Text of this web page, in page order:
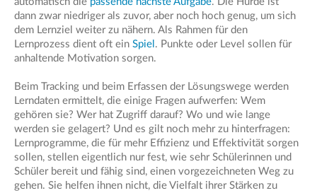
dann zwar niedriger als zuvor, aber noch hoch genug, um sich
dem Lernziel weiter zu nähern. Als Rahmen für den
Lernprozess dient oft ein Spiel . Punkte oder Level sollen für
anhaltende Motivation sorgen.
Beim Tracking und beim Erfassen der Lösungswege werden
Lerndaten ermittelt, die einige Fragen aufwerfen: Wem
gehören sie? Wer hat Zugriff darauf? Wo und wie lange
werden sie gelagert? Und es gilt noch mehr zu hinterfragen:
Lernprogramme, die für mehr Effizienz und Effektivität sorgen
sollen, stellen eigentlich nur fest, wie sehr Schülerinnen und
Schüler bereit und fähig sind, einen vorgezeichneten Weg zu
gehen. Sie helfen ihnen nicht, die Vielfalt ihrer Stärken zu